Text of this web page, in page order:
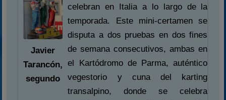
Javier
Tarancón,
segundo
celebran en Italia a lo largo de la
temporada. Este mini-certamen se
disputa a dos pruebas en dos fines
de semana consecutivos, ambas en
el Kartódromo de Parma, auténtico
vegestorio y cuna del karting
transalpino, donde se celebra